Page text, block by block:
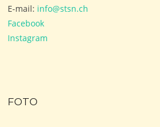
E-mail: info@stsn.ch
Facebook
Instagram
FOTO